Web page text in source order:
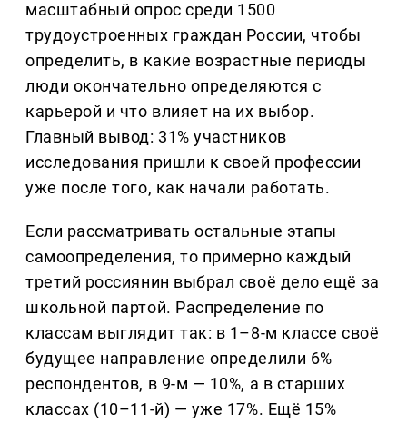
масштабный опрос среди 1500
трудоустроенных граждан России, чтобы
определить, в какие возрастные периоды
люди окончательно определяются с
карьерой и что влияет на их выбор.
Главный вывод: 31% участников
исследования пришли к своей профессии
уже после того, как начали работать.
Если рассматривать остальные этапы
самоопределения, то примерно каждый
третий россиянин выбрал своё дело ещё за
школьной партой. Распределение по
классам выглядит так: в 1–8-м классе своё
будущее направление определили 6%
респондентов, в 9-м — 10%, а в старших
классах (10–11-й) — уже 17%. Ещё 15%